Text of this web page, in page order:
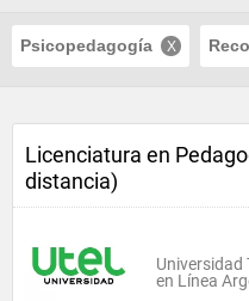
Psicopedagogía
Licenciatura en
distancia)
Universidad
en Línea